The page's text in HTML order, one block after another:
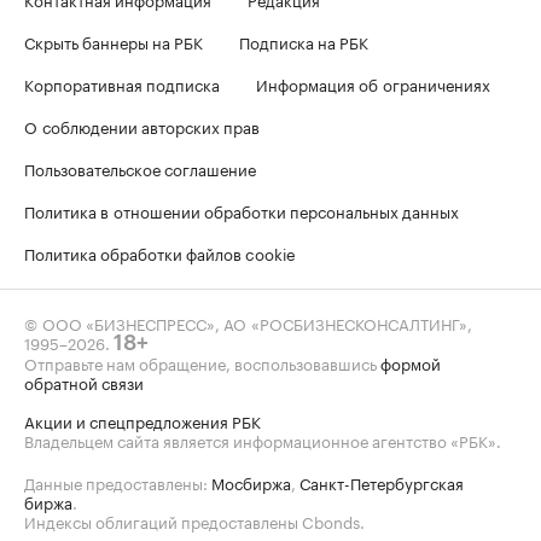
Скрыть баннеры на РБК
Подписка на РБК
Корпоративная подписка
Информация об ограничениях
О соблюдении авторских прав
Пользовательское соглашение
Политика в отношении обработки персональных данных
Политика обработки файлов cookie
© ООО «БИЗНЕСПРЕСС», АО «РОСБИЗНЕСКОНСАЛТИНГ»,
1995–2026. 18+
Отправьте нам обращение, воспользовавшисьформой
обратной связи
Акции и спецпредложения РБК
Владельцем сайта является информационное агентство «РБК».
Данные предоставлены: Мосбиржа, Санкт-Петербургская
биржа.
Индексы облигаций предоставлены Cbonds.